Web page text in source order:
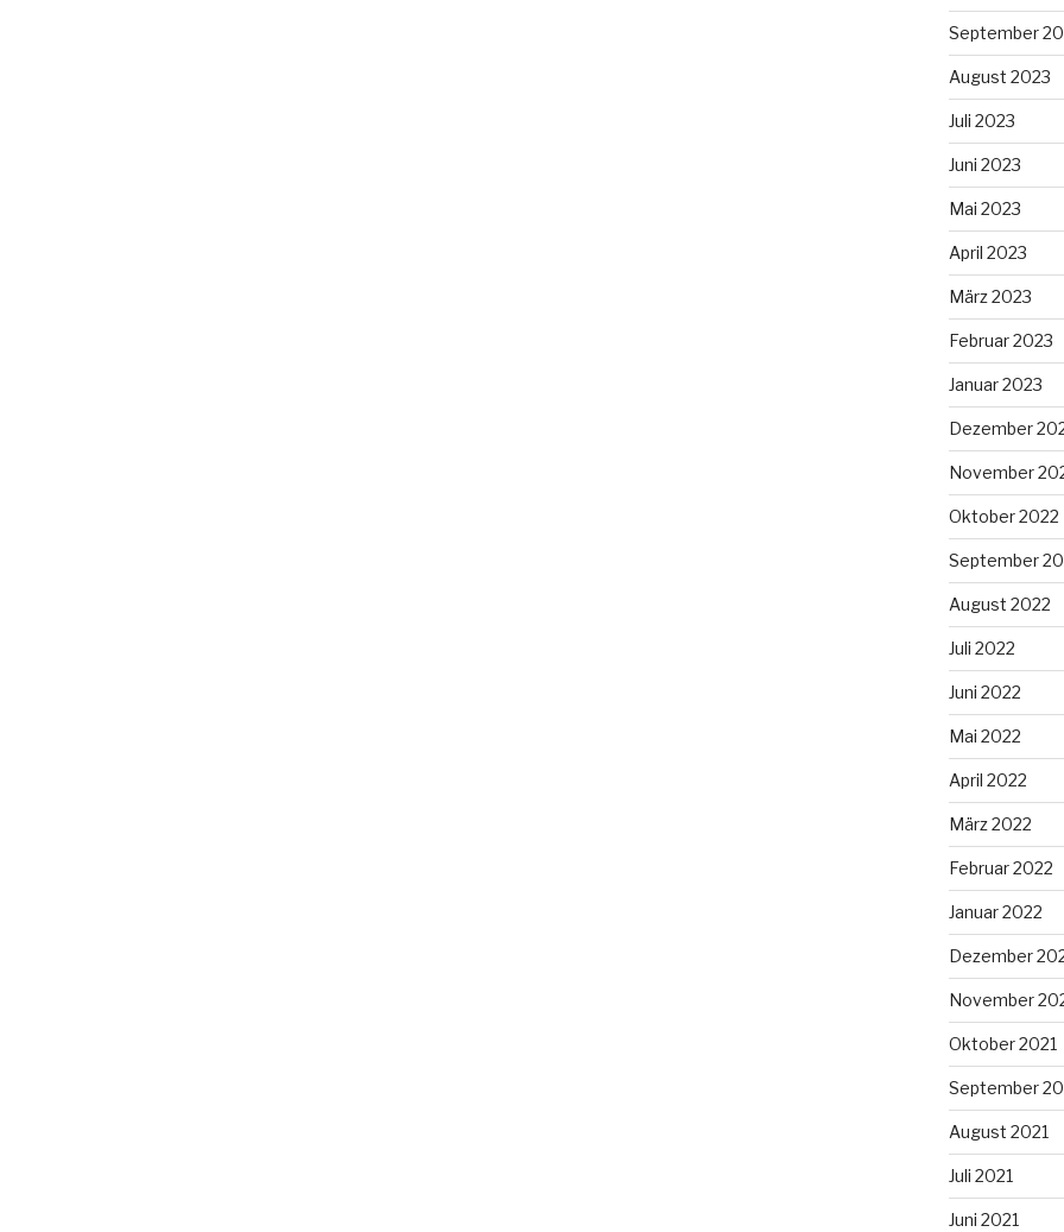
September
August 2023
Juli 2023
Juni 2023
Mai 2023
April 2023
März 2023
Februar 2023
Januar 2023
Dezember
November
Oktober 2022
September
August 2022
Juli 2022
Juni 2022
Mai 2022
April 2022
März 2022
Februar 2022
Januar 2022
Dezember
November
Oktober 2021
September
August 2021
Juli 2021
Juni 2021